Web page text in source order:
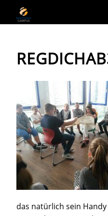
das natürlich sein